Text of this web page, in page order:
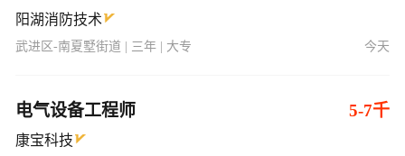
阳湖消防技术
武进区-南夏墅街道 | 三年 | 大专 今天
电气设备工程师 5-7千
康宝科技